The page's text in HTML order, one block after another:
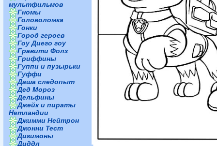
мультфильмов
Гномы
Головоломка
Гонки
Город героев
Гоу Диего гоу
Гравити Фолз
Гриффины
Гуппи и пузырьки
Гуффи
Даша следопыт
Дед Мороз
Дельфины
Джейк и пираты
Нетландии
Джимми Нейтрон
Джонни Тест
Дигимоны
Диддл